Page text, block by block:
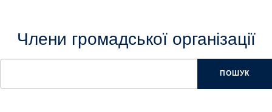
Члени громадської організації
ПОШУК